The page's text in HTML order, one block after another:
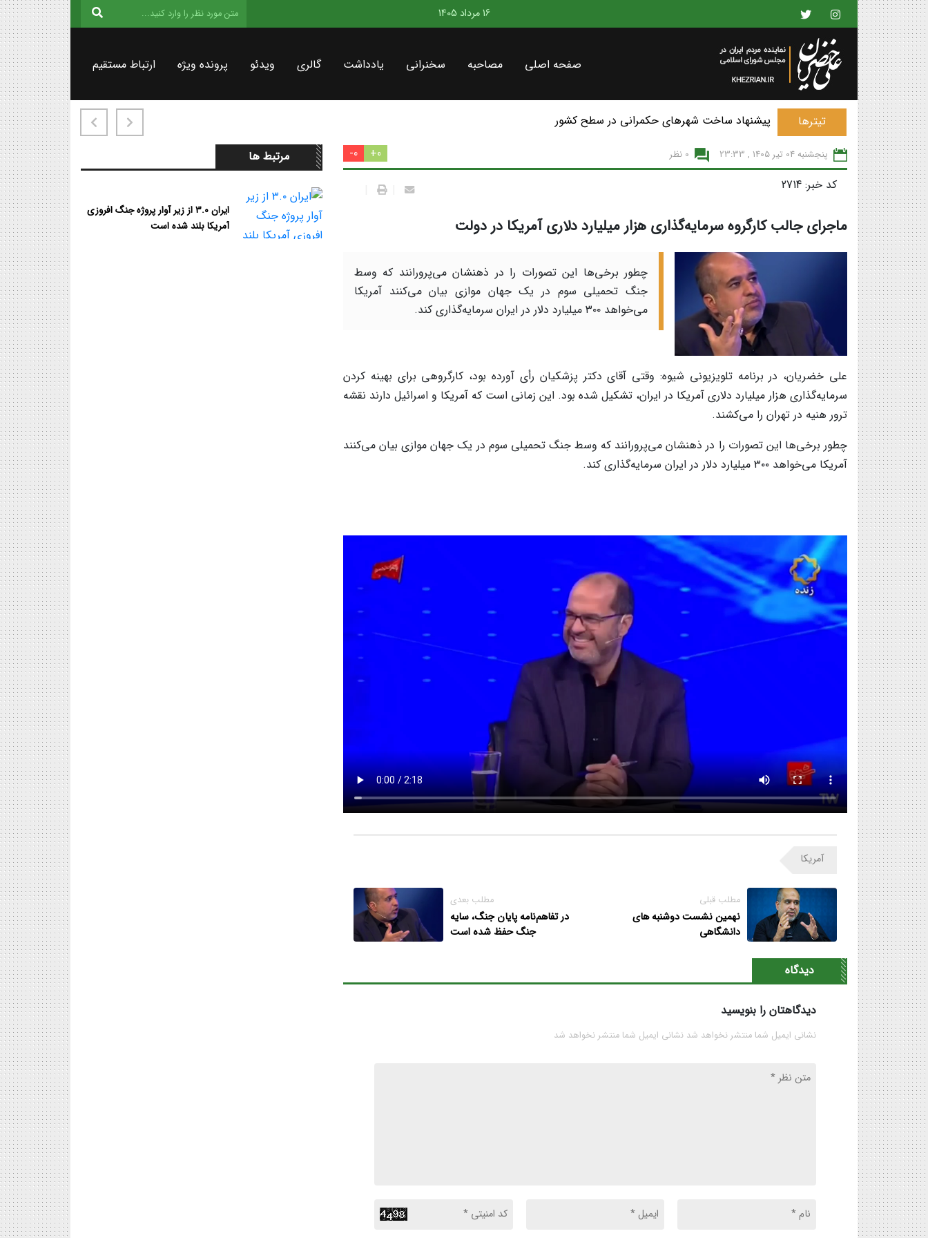
16 مرداد 1405
صفحه اصلی مصاحبه سخنرانی یادداشت گالری ویدئو پرونده ویژه ارتباط مستقیم
تیترها پیشنهاد ساخت شهرهای حکمرانی در سطح کشور
پنجشنبه 04 تير 1405 , 23:33 0 نظر 0+
0-
کد خبر: 2714
ماجرای جالب کارگروه سرمایه‌گذاری هزار میلیارد دلاری آمریکا در دولت
چطور برخی‌ها این تصورات را در ذهنشان می‌پرورانند که وسط
جنگ تحمیلی سوم در یک جهان موازی بیان می‌کنند آمریکا
می‌خواهد ۳۰۰ میلیارد دلار در ایران سرمایه‌گذاری کند.
علی خضریان، در برنامه تلویزیونی شیوه: وقتی آقای دکتر پزشکیان رأی آورده بود، کارگروهی برای بهینه کردن
سرمایه‌گذاری هزار میلیارد دلاری آمریکا در ایران، تشکیل شده بود. این زمانی است که آمریکا و اسرائیل دارند نقشه
ترور هنیه در تهران را می‌کشند.
چطور برخی‌ها این تصورات را در ذهنشان می‌پرورانند که وسط جنگ تحمیلی سوم در یک جهان موازی بیان می‌کنند
آمریکا می‌خواهد ۳۰۰ میلیارد دلار در ایران سرمایه‌گذاری کند.
آمریکا
مطلب قبلی
نهمین نشست دوشنبه های
دانشگاهی
مطلب بعدی
در تفاهم‌نامه پایان جنگ، سایه
جنگ حفظ شده است
دیدگاه
دیدگاهتان را بنویسید
نشانی ایمیل شما منتشر نخواهد شد نشانی ایمیل شما منتشر نخواهد شد
مرتبط ها
ایران ۳.۰ از زیر آوار پروژه جنگ افروزی
آمریکا بلند شده است